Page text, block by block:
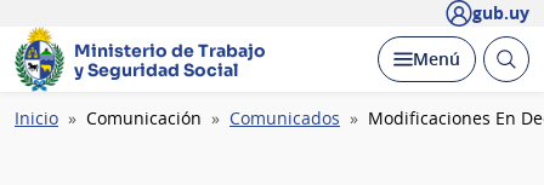
gub.uy
Ministerio de Trabajo
y Seguridad Social
Desplegar
Menú Abrir
Ruta
Inicio Comunicación Comunicados Modificaciones En